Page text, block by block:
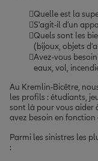
Quelle est la
S'agit-il d'un
Quels sont les
(bijoux, objets
Avez-vous
eaux, vol,
Au Kremlin-Bicêtre,
les profils : étudiants,
sont là pour vous aider
avez besoin en
Parmi les sinistres les
: